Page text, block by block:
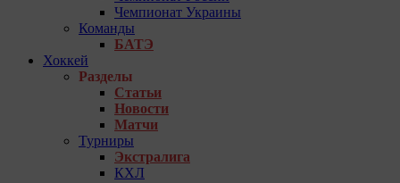
Чемпионат Украины
Команды
БАТЭ
Хоккей
Разделы
Статьи
Новости
Матчи
Турниры
Экстралига
КХЛ